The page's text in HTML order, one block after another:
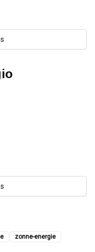
zonne-energie